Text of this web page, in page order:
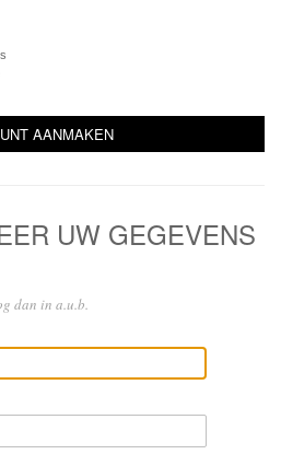
AANMAKEN
UW GEGEVENS
dan in a.u.b.